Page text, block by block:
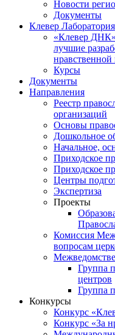
Новости
Документы
Клевер Лаборатория
«Клевер ДНК»
лучшие
нравственной
Курсы
Документы
Направления
Реестр
организаций
Основы
Дошкольное
Начальное,
Приходское
Приходское
Центры
Экспертиза
Проекты
Комиссия
вопросам
Группа
центров
Группа
Конкурсы
Конкурс
Конкурс «За